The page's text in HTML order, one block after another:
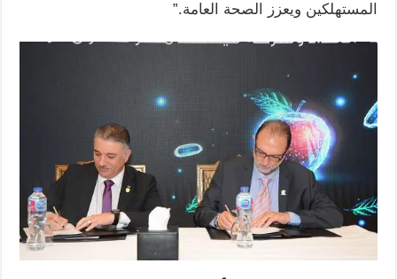
المستهلكين ويعزز الصحة العامة.”